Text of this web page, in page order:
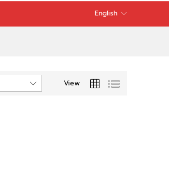
English
View